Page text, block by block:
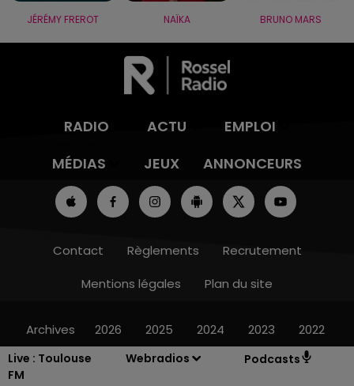
Live : Toulouse
FM
Webradios Podcasts
JÉRÉMY FREROT NAÏKA BRUNO MARS
RADIO ACTU
EMPLOI
MÉDIAS
JEUX ANNONCEURS
Contact Règlements
Recrutement
Mentions légales
Plan du site
Archives 2026 2025 2024 2023 2022